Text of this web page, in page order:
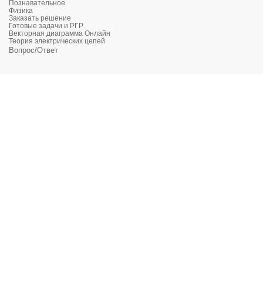
Познавательное
Физика
Заказать решение
Готовые задачи и РГР
Векторная диаграмма Онлайн
Теория электрических цепей
Вопрос/Ответ